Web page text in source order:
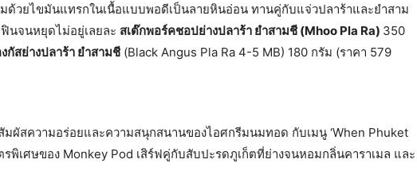
วยไขมันแทรกในเนื้อแบบพอดีเป็นลายหินอ่อน ทานคู่กับแจ่วปลาร้าและยำสาม
นจนหยุดไม่อยู่เลยละ สเต๊กพอร์คชอปย่างปลาร้า ยำสามชี (Mhoo Pla Ra) 350
กัสย่างปลาร้า ยำสามชี(Black Angus Pla Ra 4-5 MB) 180 กรัม (ราคา 579
มผัสความอร่อยและความสนุกสนานของไอศกรีมนมทอด กับเมนู ‘When Phuket
พิเศษของ Monkey Pod เสิร์ฟคู่กับสับปะรดภูเก็ตที่ย่างจนหอมกลิ่นคาราเมล และ